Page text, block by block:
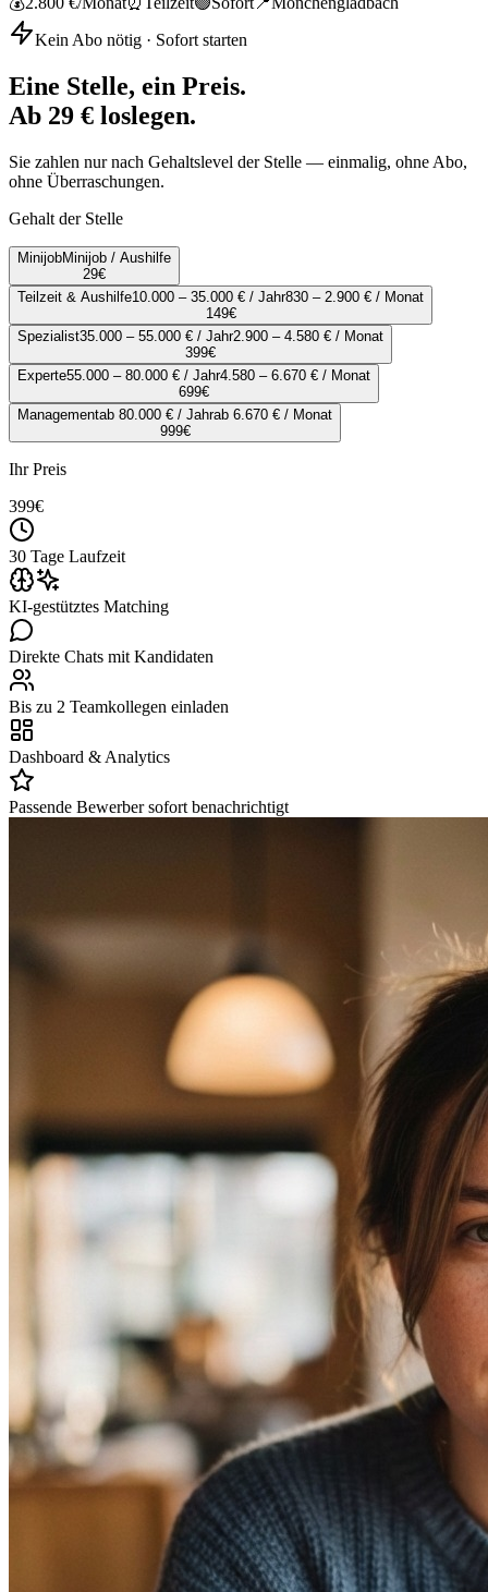
Kein Abo nötig · Sofort starten
Eine Stelle, ein Preis.
Ab 29 € loslegen.
Sie zahlen nur nach Gehaltslevel der Stelle — einmalig, ohne Abo,
ohne Überraschungen.
Gehalt der Stelle
MinijobMinijob / Aushilfe
29€
Teilzeit & Aushilfe10.000 – 35.000 € / Jahr830 – 2.900 € / Monat
149€
Spezialist35.000 – 55.000 € / Jahr2.900 – 4.580 € / Monat
399€
Experte55.000 – 80.000 € / Jahr4.580 – 6.670 € / Monat
699€
Managementab 80.000 € / Jahrab 6.670 € / Monat
999€
Ihr Preis
399€
30 Tage Laufzeit
KI-gestütztes Matching
Direkte Chats mit Kandidaten
Bis zu 2 Teamkollegen einladen
Dashboard & Analytics
Passende Bewerber sofort benachrichtigt